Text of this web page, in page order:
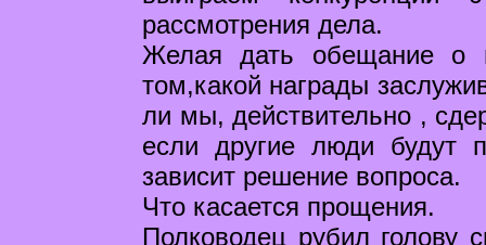
рассмотрения дела.
Желая дать обещание о
том,какой награды
ли мы, действительно ,
если другие люди будут
зависит решение вопроса.
Что касается прощения.
Полководец рубил голову